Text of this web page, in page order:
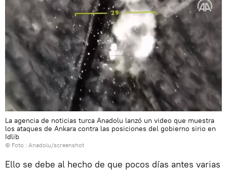
La agencia de noticias turca Anadolu lanzó un video que muestra
los ataques de Ankara contra las posiciones del gobierno sirio en
Idlib
© Foto : Anadolu/screenshot
Ello se debe al hecho de que pocos días antes varias